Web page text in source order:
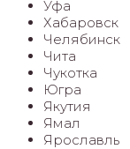
Уфа
Хабаровск
Челябинск
Чита
Чукотка
Югра
Якутия
Ямал
Ярославль